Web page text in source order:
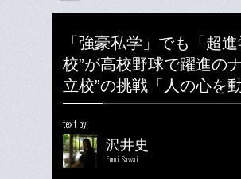
「強豪私学」でも「超
校”が高校野球で躍進の
立校”の挑戦「人の心を
text by
沢井史
Fumi Sawai